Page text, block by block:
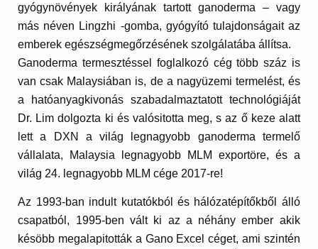
gyógynövények királyának tartott ganoderma – vagy
más néven Lingzhi -gomba, gyógyító tulajdonságait az
emberek egészségmegőrzésének szolgálatába állítsa.
Ganoderma termesztéssel foglalkozó cég több száz is
van csak Malaysiában is, de a nagyüzemi termelést, és
a hatóanyagkivonás szabadalmaztatott technológiáját
Dr. Lim dolgozta ki és valósitotta meg, s az ő keze alatt
lett a DXN a világ legnagyobb ganoderma termelő
vállalata,
Malaysia legnagyobb MLM exportöre, és a
világ 24. legnagyobb MLM cége 2017-re!
Az 1993-ban indult kutatókból és hálózatépítőkből álló
csapatból, 1995-ben vált ki az a néhány ember akik
késöbb megalapitották a Gano Excel céget, ami szintén